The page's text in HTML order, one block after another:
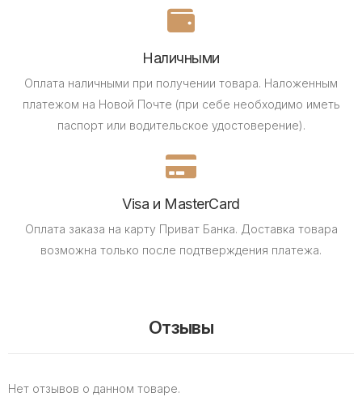
Наличными
Оплата наличными при получении товара. Наложенным
платежом на Новой Почте (при себе необходимо иметь
паспорт или водительское удостоверение).
Visa и MasterCard
Оплата заказа на карту Приват Банка. Доставка товара
возможна только после подтверждения платежа.
Отзывы
Нет отзывов о данном товаре.